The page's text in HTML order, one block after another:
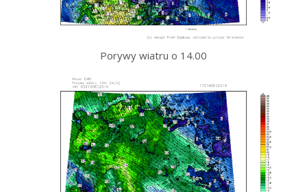
Porywy wiatru o 14.00